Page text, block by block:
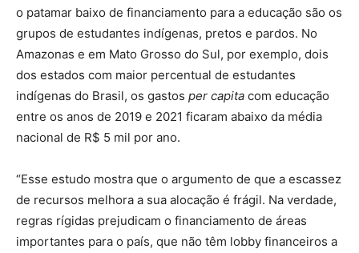
o patamar baixo de financiamento para a educação são os
grupos de estudantes indígenas, pretos e pardos. No
Amazonas e em Mato Grosso do Sul, por exemplo, dois
dos estados com maior percentual de estudantes
indígenas do Brasil, os gastos per capita com educação
entre os anos de 2019 e 2021 ficaram abaixo da média
nacional de R$ 5 mil por ano.
“Esse estudo mostra que o argumento de que a escassez
de recursos melhora a sua alocação é frágil. Na verdade,
regras rígidas prejudicam o financiamento de áreas
importantes para o país, que não têm lobby financeiros a